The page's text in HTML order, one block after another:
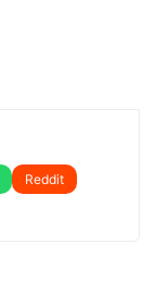
Reddit